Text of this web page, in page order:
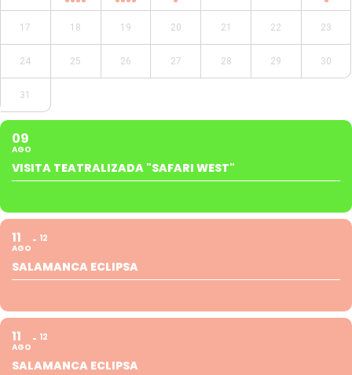
17 18 19 20 21 22 23
24 25 26 27 28 29 30
31
09
AGO
VISITA TEATRALIZADA "SAFARI WEST"
11
AGO
12
SALAMANCA ECLIPSA
11
AGO
12
SALAMANCA ECLIPSA